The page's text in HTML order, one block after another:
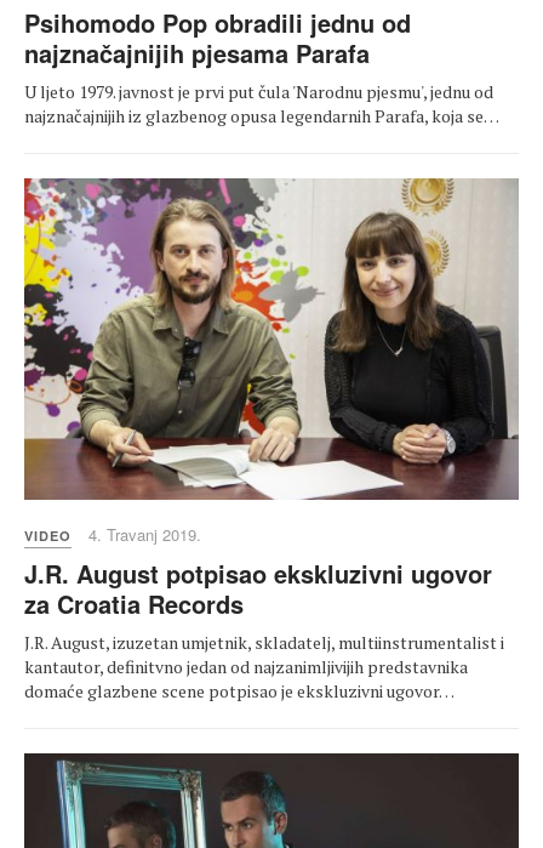
Psihomodo Pop obradili jednu od
najznačajnijih pjesama Parafa
U ljeto 1979. javnost je prvi put čula 'Narodnu pjesmu', jednu od
najznačajnijih iz glazbenog opusa legendarnih Parafa, koja se…
VIDEO 4. Travanj 2019.
J.R. August potpisao ekskluzivni ugovor
za Croatia Records
J.R. August, izuzetan umjetnik, skladatelj, multiinstrumentalist i
kantautor, definitvno jedan od najzanimljivijih predstavnika
domaće glazbene scene potpisao je ekskluzivni ugovor…